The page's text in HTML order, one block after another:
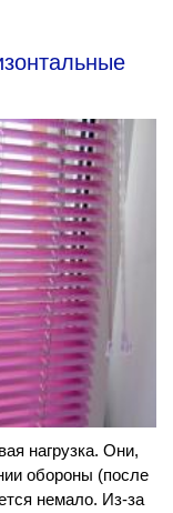
нагрузка. Они,
обороны (после
немало. Из-за